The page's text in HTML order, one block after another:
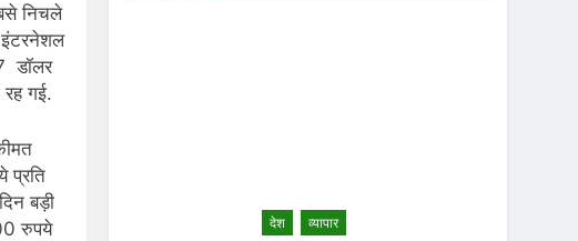
निचले
इंटरनेशल
डॉलर
गई.
प्रति
बड़ी
रुपये
देश व्यापार